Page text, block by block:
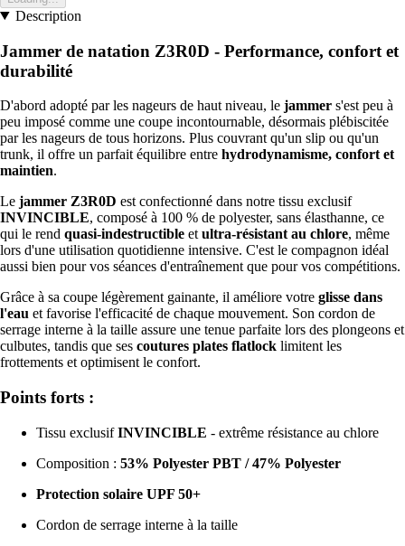
Description
Jammer de natation Z3R0D - Performance, confort et
durabilité
D'abord adopté par les nageurs de haut niveau, le jammer s'est peu à
peu imposé comme une coupe incontournable, désormais plébiscitée
par les nageurs de tous horizons. Plus couvrant qu'un slip ou qu'un
trunk, il offre un parfait équilibre entre hydrodynamisme, confort et
maintien.
Le jammer Z3R0D est confectionné dans notre tissu exclusif
INVINCIBLE, composé à 100 % de polyester, sans élasthanne, ce
qui le rend quasi-indestructible et ultra-résistant au chlore, même
lors d'une utilisation quotidienne intensive. C'est le compagnon idéal
aussi bien pour vos séances d'entraînement que pour vos compétitions.
Grâce à sa coupe légèrement gainante, il améliore votre glisse dans
l'eau et favorise l'efficacité de chaque mouvement. Son cordon de
serrage interne à la taille assure une tenue parfaite lors des plongeons et
culbutes, tandis que ses coutures plates flatlock limitent les
frottements et optimisent le confort.
Points forts :
Tissu exclusifINVINCIBLE - extrême résistance au chlore
Composition : 53% Polyester PBT / 47% Polyester
Protection solaire UPF 50+
Cordon de serrage interne à la taille